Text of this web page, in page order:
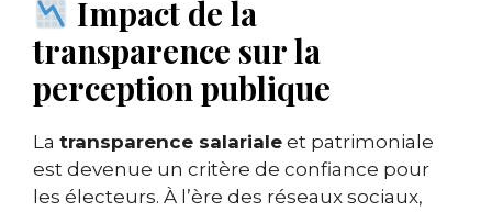
Impact de la
transparence sur la
perception publique
La transparence salariale et patrimoniale
est devenue un critère de confiance pour
les électeurs. À l’ère des réseaux sociaux,